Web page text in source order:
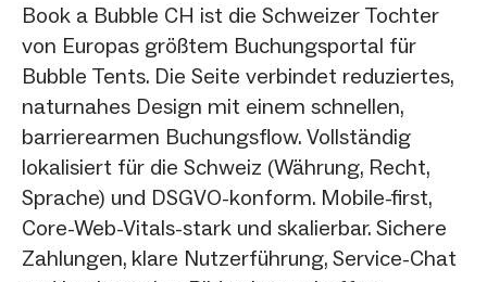
Book a Bubble CH ist die Schweizer Tochter
von Europas größtem Buchungsportal für
Bubble Tents. Die Seite verbindet reduziertes,
naturnahes Design mit einem schnellen,
barrierearmen Buchungsflow. Vollständig
lokalisiert für die Schweiz (Währung, Recht,
Sprache) und DSGVO-konform. Mobile-first,
Core-Web-Vitals-stark und skalierbar. Sichere
Zahlungen, klare Nutzerführung, Service-Chat